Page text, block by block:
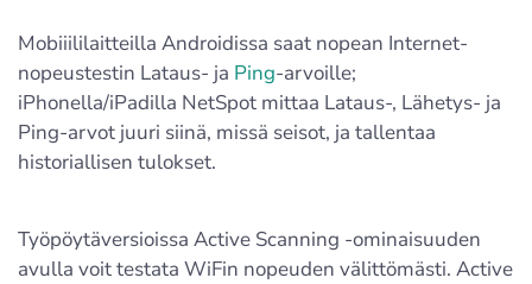
Mobiiililaitteilla Androidissa saat nopean Internet-
nopeustestin Lataus- ja Ping-arvoille;
iPhonella/iPadilla NetSpot mittaa Lataus-, Lähetys- ja
Ping-arvot juuri siinä, missä seisot, ja tallentaa
historiallisen tulokset.
Työpöytäversioissa Active Scanning -ominaisuuden
avulla voit testata WiFin nopeuden välittömästi. Active